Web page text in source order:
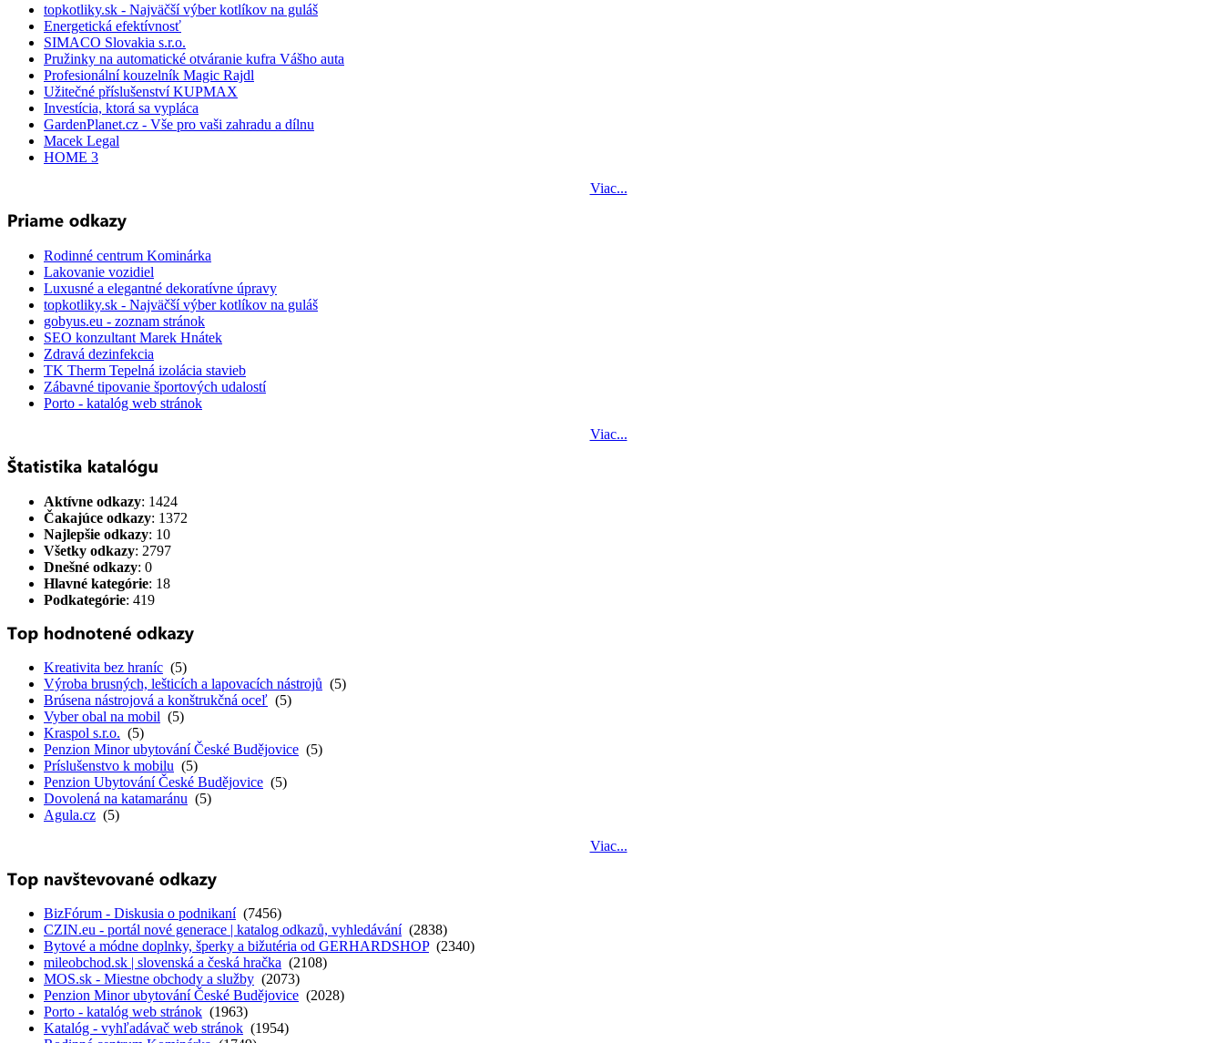
topkotliky.sk - Najväčší výber kotlíkov na guláš
Energetická efektívnosť
SIMACO Slovakia s.r.o.
Pružinky na automatické otváranie kufra Vášho auta
Profesionální kouzelník Magic Rajdl
Užitečné příslušenství KUPMAX
Investícia, ktorá sa vypláca
GardenPlanet.cz - Vše pro vaši zahradu a dílnu
Macek Legal
HOME 3
Viac...
Rodinné centrum Kominárka
Lakovanie vozidiel
Luxusné a elegantné dekoratívne úpravy
topkotliky.sk - Najväčší výber kotlíkov na guláš
gobyus.eu - zoznam stránok
SEO konzultant Marek Hnátek
Zdravá dezinfekcia
TK Therm Tepelná izolácia stavieb
Zábavné tipovanie športových udalostí
Porto - katalóg web stránok
Viac...
Aktívne odkazy: 1424
Čakajúce odkazy: 1372
Najlepšie odkazy: 10
Všetky odkazy: 2797
Dnešné odkazy: 0
Hlavné kategórie: 18
Podkategórie: 419
Kreativita bez hraníc (5)
Výroba brusných, lešticích a lapovacích nástrojů (5)
Brúsena nástrojová a konštrukčná oceľ (5)
Vyber obal na mobil (5)
Kraspol s.r.o. (5)
Penzion Minor ubytování České Budějovice (5)
Príslušenstvo k mobilu (5)
Penzion Ubytování České Budějovice (5)
Dovolená na katamaránu (5)
Agula.cz (5)
Viac...
BizFórum - Diskusia o podnikaní(7456)
CZIN.eu - portál nové generace | katalog odkazů, vyhledávání(2838)
Bytové a módne doplnky, šperky a bižutéria od GERHARDSHOP(2340)
mileobchod.sk | slovenská a česká hračka (2108)
MOS.sk - Miestne obchody a služby (2073)
Penzion Minor ubytování České Budějovice (2028)
Porto - katalóg web stránok (1963)
Katalóg - vyhľadávač web stránok (1954)